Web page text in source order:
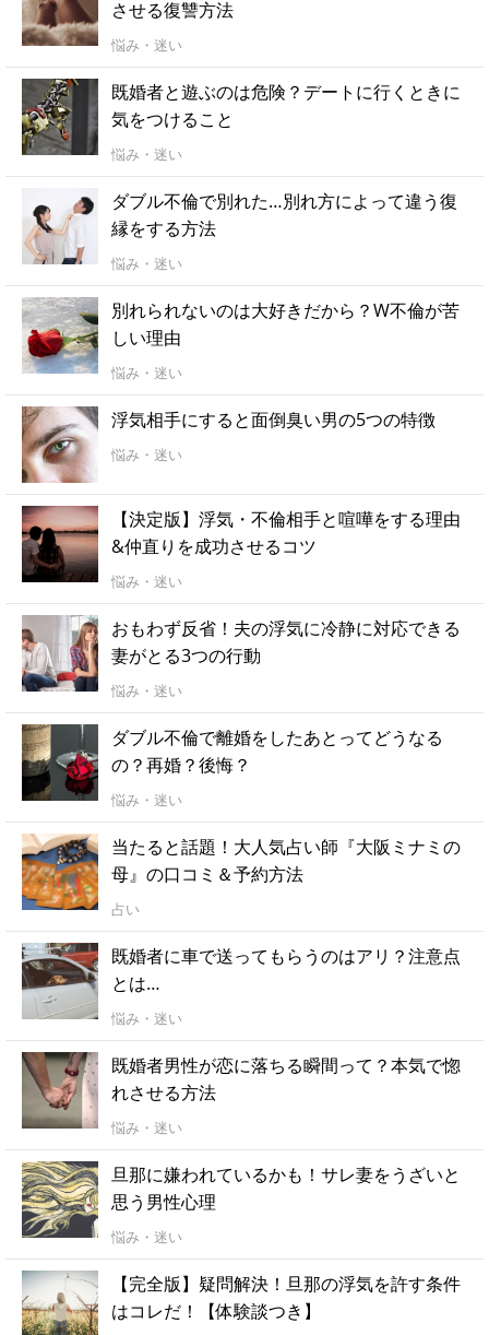
させる復讐方法
悩み・迷い
既婚者と遊ぶのは危険？デートに行くときに
気をつけること
悩み・迷い
ダブル不倫で別れた…別れ方によって違う復
縁をする方法
悩み・迷い
別れられないのは大好きだから？W不倫が苦
しい理由
悩み・迷い
浮気相手にすると面倒臭い男の5つの特徴
悩み・迷い
【決定版】浮気・不倫相手と喧嘩をする理由
&仲直りを成功させるコツ
悩み・迷い
おもわず反省！夫の浮気に冷静に対応できる
妻がとる3つの行動
悩み・迷い
ダブル不倫で離婚をしたあとってどうなる
の？再婚？後悔？
悩み・迷い
当たると話題！大人気占い師『大阪ミナミの
母』の口コミ＆予約方法
占い
既婚者に車で送ってもらうのはアリ？注意点
とは…
悩み・迷い
既婚者男性が恋に落ちる瞬間って？本気で惚
れさせる方法
悩み・迷い
旦那に嫌われているかも！サレ妻をうざいと
思う男性心理
悩み・迷い
【完全版】疑問解決！旦那の浮気を許す条件
はコレだ！【体験談つき】